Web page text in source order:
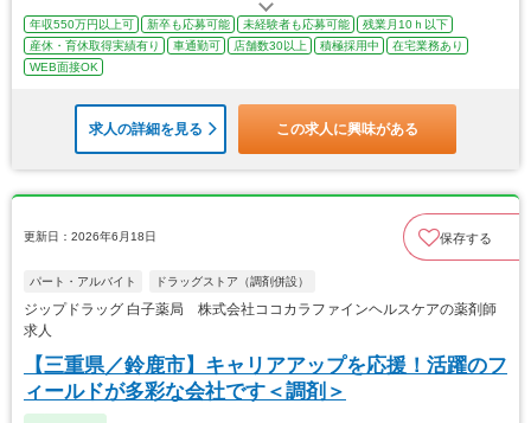
年収550万円以上可 新卒も応募可能 未経験者も応募可能
残業月10ｈ以下
産休・育休取得実績有り
車通勤可 店舗数30以上 積極採用中
在宅業務あり
WEB面接OK
求人の詳細を見る この求人に興味がある
更新日：2026年6月18日 保存する
パート・アルバイト ドラッグストア（調剤併設）
ジップドラッグ 白子薬局 株式会社ココカラファインヘルスケアの薬剤師
求人
【三重県／鈴鹿市】キャリアアップを応援！活躍のフ
ィールドが多彩な会社です＜調剤＞